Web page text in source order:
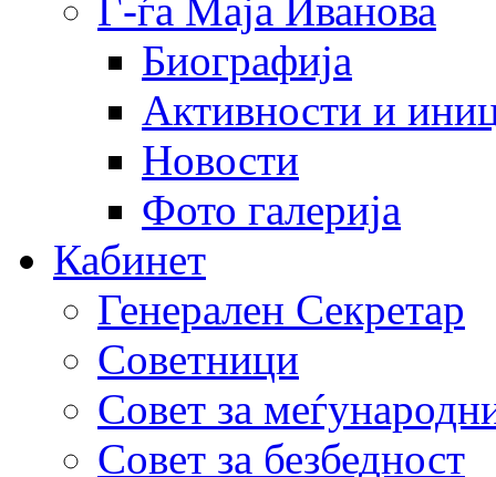
Г-ѓа Маја Иванова
Биографија
Активности и
Новости
Фото галерија
Кабинет
Генерален Секретар
Советници
Совет за
Совет за безбедност